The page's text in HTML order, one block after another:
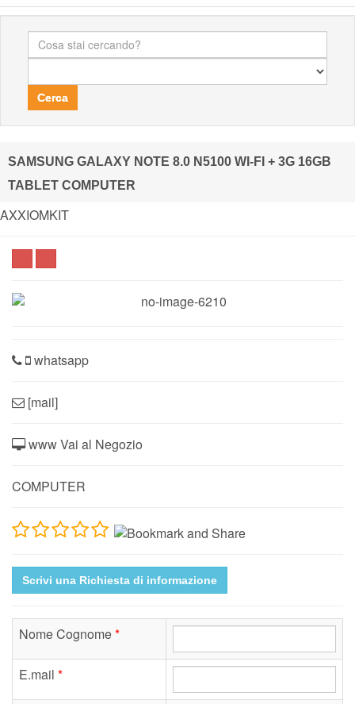
Cerca
SAMSUNG GALAXY NOTE 8.0 N5100 WI-FI + 3G 16GB
TABLET COMPUTER
AXXIOMKIT
whatsapp
[mail]
www Vai al Negozio
COMPUTER
Scrivi una Richiesta di informazione
Nome Cognome*
E.mail *